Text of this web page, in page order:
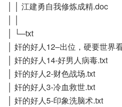
│ │ 江建勇自我修炼成精.doc
│ └─txt
│ 奸的好人12–出位，硬要世界
│ 奸的好人14-好男人病毒.txt
│ 奸的好人2-财色战场.txt
│ 奸的好人3-冷血救世.txt
│ 奸的好人5-印象洗脑术.txt